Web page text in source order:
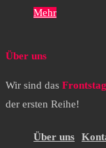
Mehr
Über uns
Wir sind das
der ersten Reihe!
Über uns